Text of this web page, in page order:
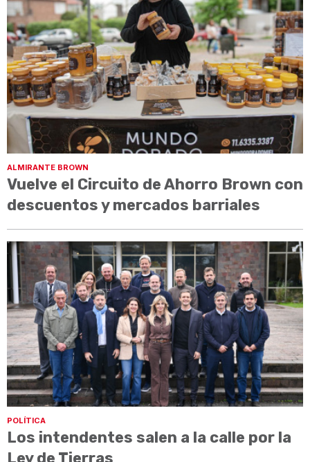
ALMIRANTE BROWN
Vuelve el Circuito de Ahorro Brown con
descuentos y mercados barriales
POLÍTICA
Los intendentes salen a la calle por la
Ley de Tierras